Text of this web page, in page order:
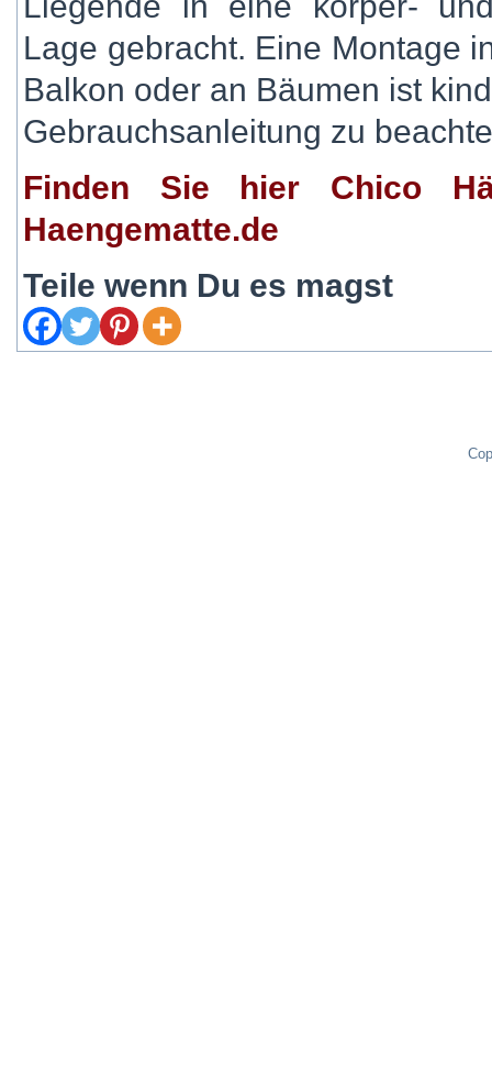
Lage gebracht. Eine Montage
Balkon oder an Bäumen ist
Gebrauchsanleitung zu
Finden Sie hier Chico
Haengematte.de
Teile wenn Du es magst